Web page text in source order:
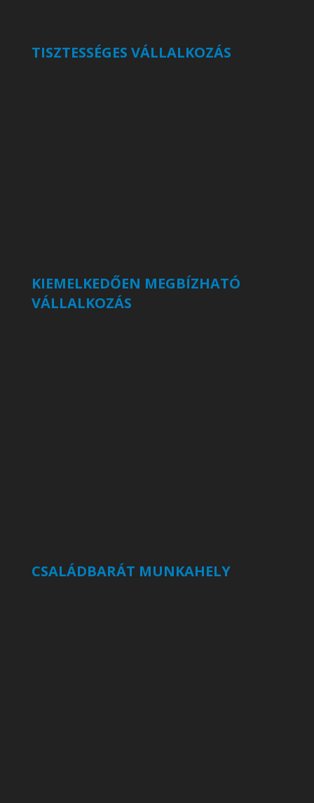
TISZTESSÉGES VÁLLALKOZÁS
KIEMELKEDŐEN MEGBÍZHATÓ
VÁLLALKOZÁS
CSALÁDBARÁT MUNKAHELY